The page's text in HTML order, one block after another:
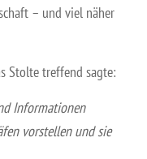
– und viel näher
Stolte treffend sagte:
Informationen
vorstellen und sie